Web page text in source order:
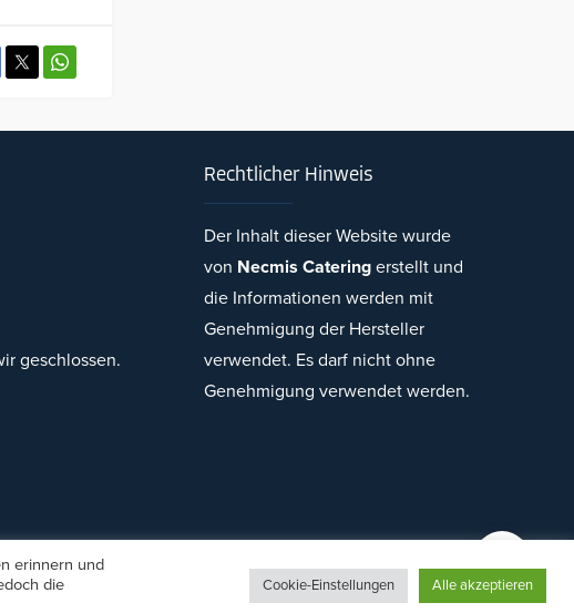
geschlossen.
Rechtlicher Hinweis
Der Inhalt dieser Website wurde
von Necmis Cateringerstellt und
die Informationen werden mit
Genehmigung der Hersteller
verwendet. Es darf nicht ohne
Genehmigung verwendet werden.
Design von Herr Burak Kaplan.
Necmi's Catering
erinnern und
die
Cookie-Einstellungen Alle akzeptieren